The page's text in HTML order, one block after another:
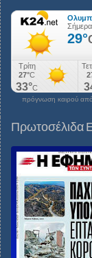
πρόγνωση καιρού
Πρωτοσέλιδα